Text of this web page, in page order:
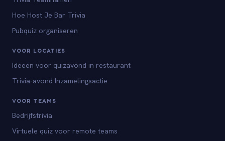
Hoe Host Je Bar Trivia
Pubquiz organiseren
VOOR LOCATIES
Ideeën voor quizavond in restaurant
Trivia-avond Inzamelingsactie
VOOR TEAMS
Bedrijfstrivia
Virtuele quiz voor remote teams